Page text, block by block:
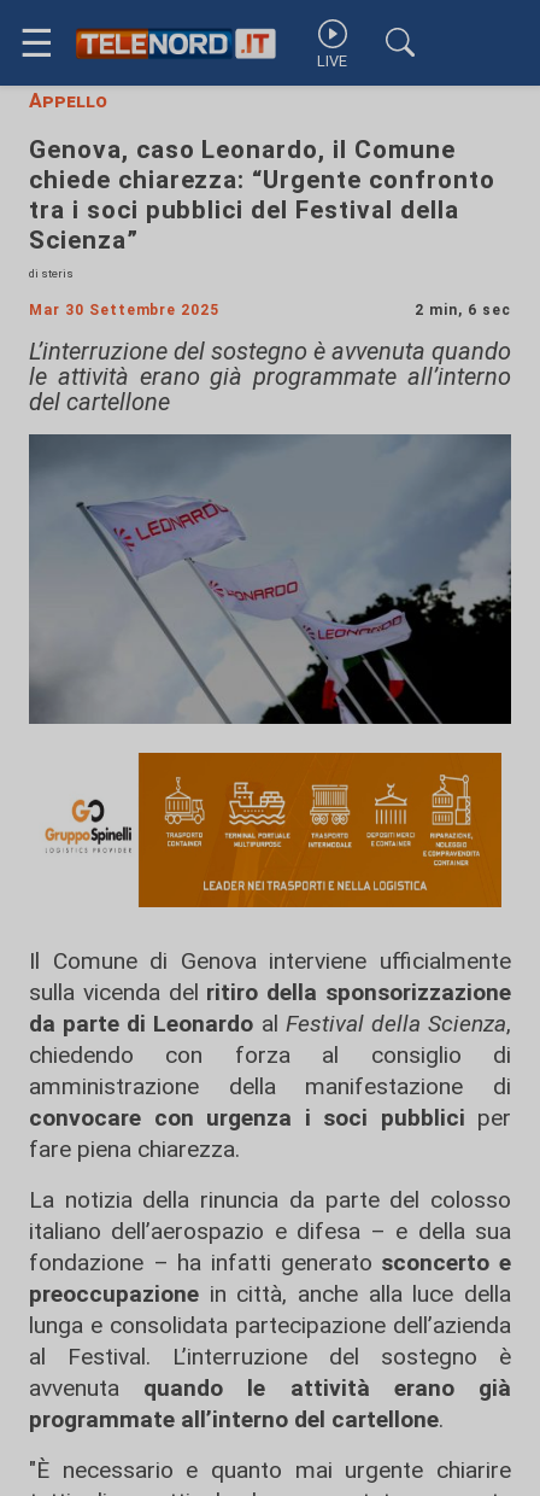
☰ LIVE
Appello
Genova, caso Leonardo, il Comune
chiede chiarezza: “Urgente confronto
tra i soci pubblici del Festival della
Scienza”
di steris
Mar 30 Settembre 2025 2 min, 6 sec
L’interruzione del sostegno è avvenuta quando
le attività erano già programmate all’interno
del cartellone
Il Comune di Genova interviene ufficialmente
sulla vicenda del ritiro della sponsorizzazione
da parte di Leonardo al Festival della Scienza,
chiedendo con forza al consiglio di
amministrazione della manifestazione di
convocare con urgenza i soci pubblici per
fare piena chiarezza.
La notizia della rinuncia da parte del colosso
italiano dell’aerospazio e difesa – e della sua
fondazione – ha infatti generato sconcerto e
preoccupazione in città, anche alla luce della
lunga e consolidata partecipazione dell’azienda
al Festival. L’interruzione del sostegno è
avvenuta quando le attività erano già
programmate all’interno del cartellone.
"È necessario e quanto mai urgente chiarire